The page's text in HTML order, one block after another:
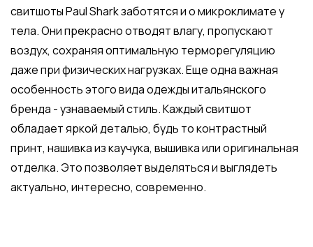
свитшоты Paul Shark заботятся и о микроклимате у
тела. Они прекрасно отводят влагу, пропускают
воздух, сохраняя оптимальную терморегуляцию
даже при физических нагрузках. Еще одна важная
особенность этого вида одежды итальянского
бренда - узнаваемый стиль. Каждый свитшот
обладает яркой деталью, будь то контрастный
принт, нашивка из каучука, вышивка или оригинальная
отделка. Это позволяет выделяться и выглядеть
актуально, интересно, современно.